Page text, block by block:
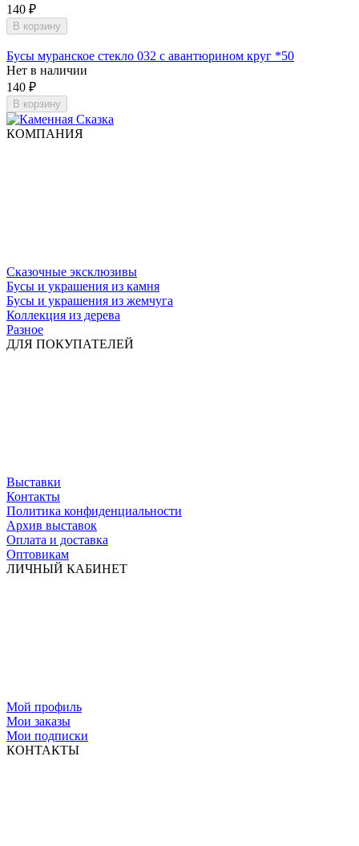
140 ₽
В корзину
Бусы муранское стекло 032 с авантюрином круг *50
Нет в наличии
140 ₽
В корзину
КОМПАНИЯ
Сказочные эксклюзивы
Бусы и украшения из камня
Бусы и украшения из жемчуга
Коллекция из дерева
Разное
ДЛЯ ПОКУПАТЕЛЕЙ
Выставки
Контакты
Политика конфиденциальности
Архив выставок
Оплата и доставка
Оптовикам
ЛИЧНЫЙ КАБИНЕТ
Мой профиль
Мои заказы
Мои подписки
КОНТАКТЫ